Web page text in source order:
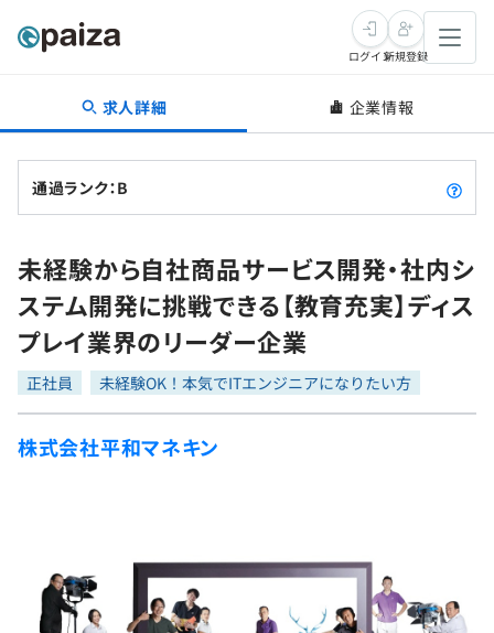
転職・キャリア
転職成功ガイド
転職エージェント
インタビュー
転職成功ガイド
新卒就活
求人検索
本選考
インターン
新卒エージェント
就活成功ガイド
学習
問題集
4択課題
プラン
プログラミング言語
ゲーム・マンガ
note
ログイン新規登録
求人詳細 企業情報
通過ランク：B
未経験から自社商品サービス開発・社内シ
ステム開発に挑戦できる【教育充実】ディス
プレイ業界のリーダー企業
正社員 未経験OK！本気でITエンジニアになりたい方
株式会社平和マネキン